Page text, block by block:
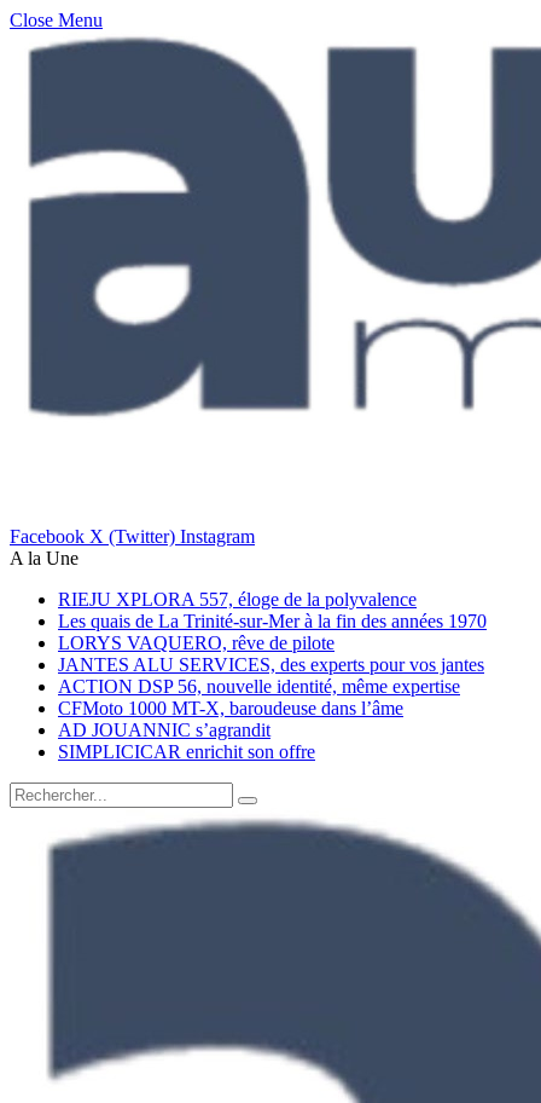
Close Menu
Facebook X (Twitter) Instagram
A la Une
RIEJU XPLORA 557, éloge de la polyvalence
Les quais de La Trinité-sur-Mer à la fin des années 1970
LORYS VAQUERO, rêve de pilote
JANTES ALU SERVICES, des experts pour vos jantes
ACTION DSP 56, nouvelle identité, même expertise
CFMoto 1000 MT-X, baroudeuse dans l’âme
AD JOUANNIC s’agrandit
SIMPLICICAR enrichit son offre